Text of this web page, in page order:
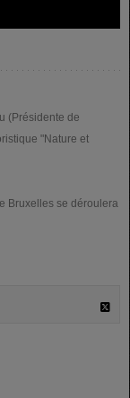
(Présidente de
"Nature et
Bruxelles se déroulera